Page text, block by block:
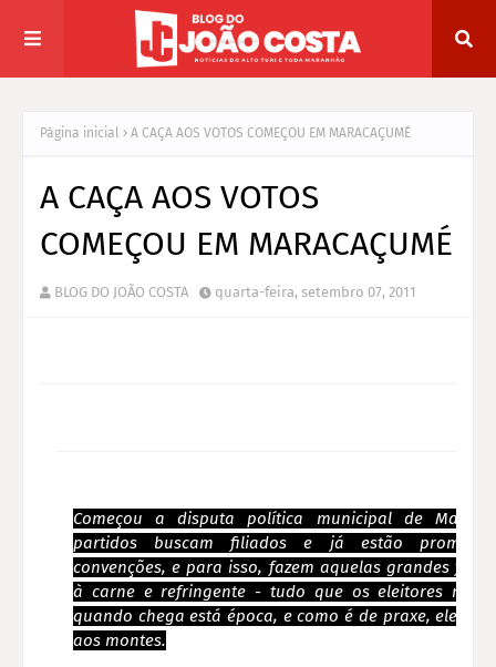
Página inicial A CAÇA AOS VOTOS COMEÇOU EM MARACAÇUMÉ
A CAÇA AOS VOTOS
COMEÇOU EM MARACAÇUMÉ
BLOG DO JOÃO COSTA quarta-feira, setembro 07, 2011
Começou a disputa política municipal de
partidos buscam filiados e já estão
convenções, e para isso, fazem aquelas grandes
à carne e refringente - tudo que os eleitores mais
quando chega está época, e como é de praxe, eles
aos montes.